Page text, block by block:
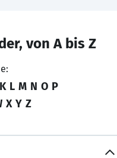
von A bis Z
K L M N O P
X Y Z